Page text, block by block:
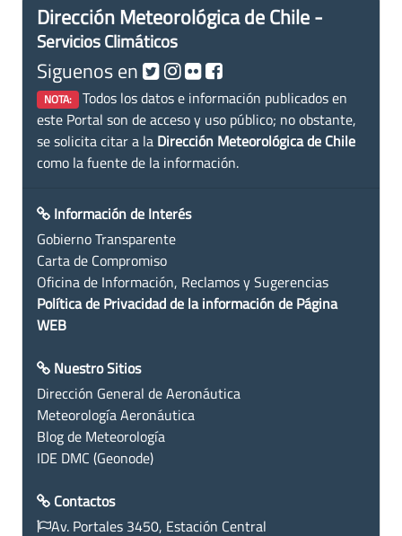
Dirección Meteorológica de Chile -
Servicios Climáticos
Siguenos en
NOTA: Todos los datos e información publicados en
este Portal son de acceso y uso público; no obstante,
se solicita citar a la Dirección Meteorológica de Chile
como la fuente de la información.
Información de Interés
Gobierno Transparente
Carta de Compromiso
Oficina de Información, Reclamos y Sugerencias
Política de Privacidad de la información de Página
WEB
Nuestro Sitios
Dirección General de Aeronáutica
Meteorología Aeronáutica
Blog de Meteorología
IDE DMC (Geonode)
Contactos
Av. Portales 3450, Estación Central